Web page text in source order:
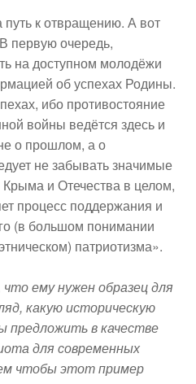
путь к отвращению. А вот
первую очередь,
на доступном молодёжи
об успехах Родины.
ибо противостояние
войны ведётся здесь и
о прошлом, а о
не забывать значимые
и Отечества в целом,
процесс поддержания и
(в большом понимании
патриотизма».
ему нужен образец для
какую историческую
предложить в качестве
для современных
чтобы этот пример